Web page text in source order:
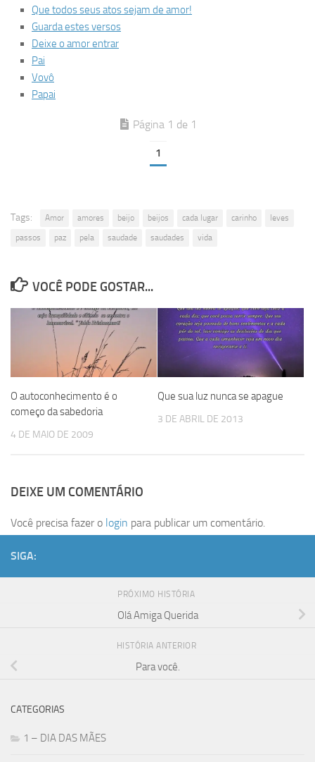
Que todos seus atos sejam de amor!
Guarda estes versos
Deixe o amor entrar
Pai
Vovô
Papai
Página 1 de 1
1
Tags: Amor amores beijo beijos cada lugar carinho
leves
passos
paz pela saudade saudades vida
VOCÊ PODE GOSTAR...
O autoconhecimento é o
começo da sabedoria
4 DE MAIO DE 2009
Que sua luz nunca se apague
3 DE ABRIL DE 2013
DEIXE UM COMENTÁRIO
Você precisa fazer o login para publicar um comentário.
SIGA:
PRÓXIMO HISTÓRIA
Olá Amiga Querida
HISTÓRIA ANTERIOR
Para você.
CATEGORIAS
1 – DIA DAS MÃES